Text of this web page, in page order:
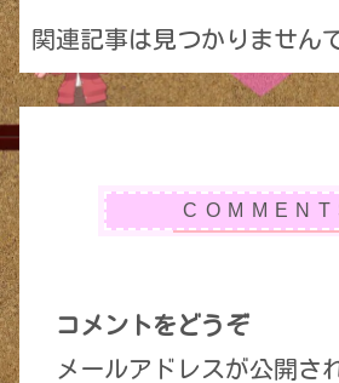
関連記事は見つかりません
コメントをどうぞ
メールアドレスが公開さ